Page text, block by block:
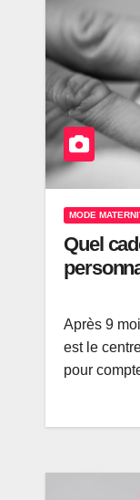
MODE
Quel
Après 9
est le
pour